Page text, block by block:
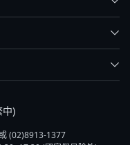
)
(02)8913-1377